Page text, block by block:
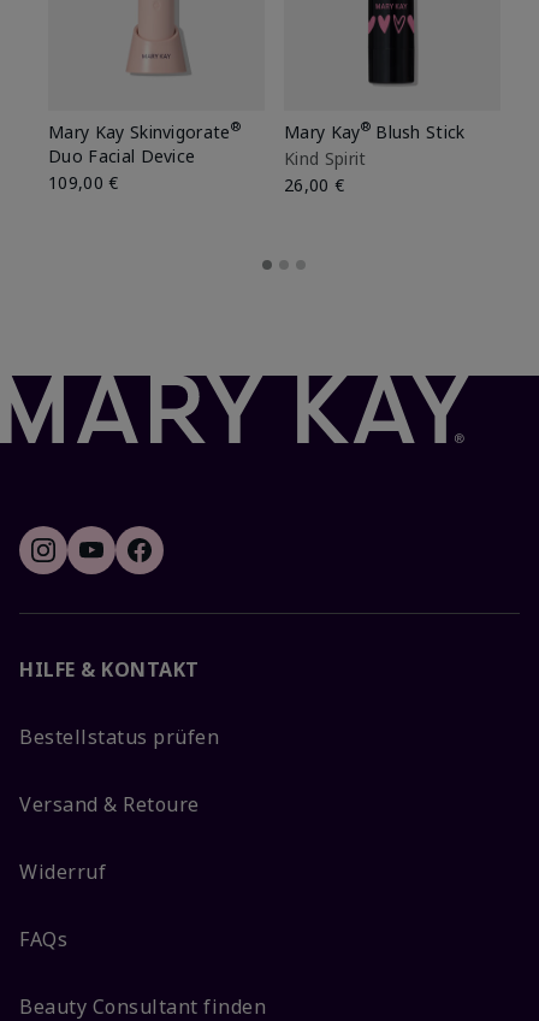
Mary Kay Skinvigorate®
Duo Facial Device
109,00 €
Mary Kay®Blush Stick
Kind Spirit
26,00 €
HILFE & KONTAKT
Bestellstatus prüfen
Versand & Retoure
Widerruf
FAQs
Beauty Consultant finden